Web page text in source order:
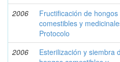
2006
Fructificación de hongos
comestibles y
Protocolo
2006
Esterilización y siembra